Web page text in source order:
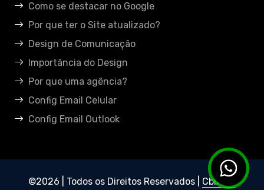
Como se destacar no Google
Por que ter o Site atualizado?
Design de Comunicação
Importância do Design
Por que uma agência?
Config Email Celular
Config Email Outlook
©2026 | Todos os Direitos Reservados | CbiArte